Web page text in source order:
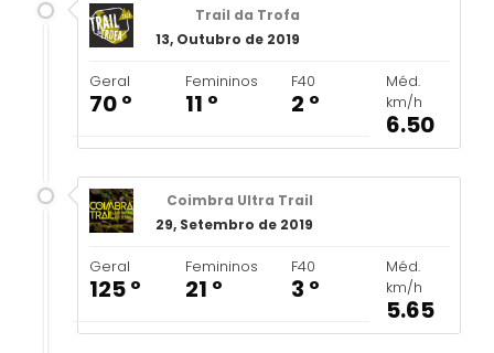
Trail da Trofa
13, Outubro de 2019
Geral
70 º
Femininos
11 º
F40
2 º
Méd.
km/h
6.50
Coimbra Ultra Trail
29, Setembro de 2019
Geral
125 º
Femininos
21 º
F40
3 º
Méd.
km/h
5.65